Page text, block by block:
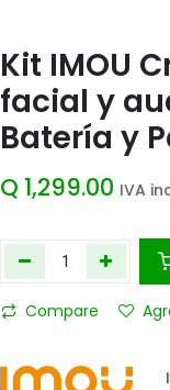
Kit IMOU
facial y
Batería y
Q 1,299.00 IVA
Compare